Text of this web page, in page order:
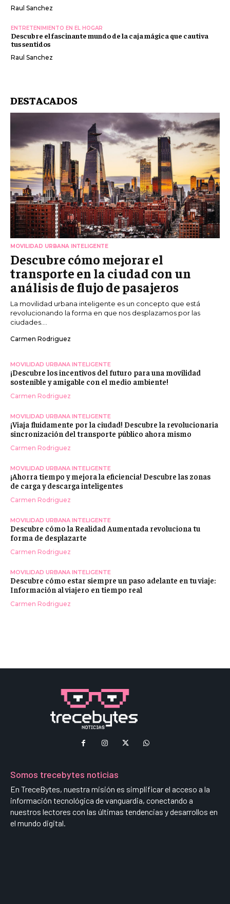
Raul Sanchez
ENTRETENIMIENTO EN EL HOGAR
Descubre el fascinante mundo de la caja mágica que cautiva
tus sentidos
Raul Sanchez
DESTACADOS
MOVILIDAD URBANA INTELIGENTE
Descubre cómo mejorar el
transporte en la ciudad con un
análisis de flujo de pasajeros
La movilidad urbana inteligente es un concepto que está
revolucionando la forma en que nos desplazamos por las
ciudades....
Carmen Rodriguez
MOVILIDAD URBANA INTELIGENTE
¡Descubre los incentivos del futuro para una movilidad
sostenible y amigable con el medio ambiente!
Carmen Rodriguez
MOVILIDAD URBANA INTELIGENTE
¡Viaja fluidamente por la ciudad! Descubre la revolucionaria
sincronización del transporte público ahora mismo
Carmen Rodriguez
MOVILIDAD URBANA INTELIGENTE
¡Ahorra tiempo y mejora la eficiencia! Descubre las zonas
de carga y descarga inteligentes
Carmen Rodriguez
MOVILIDAD URBANA INTELIGENTE
Descubre cómo la Realidad Aumentada revoluciona tu
forma de desplazarte
Carmen Rodriguez
MOVILIDAD URBANA INTELIGENTE
Descubre cómo estar siempre un paso adelante en tu viaje:
Información al viajero en tiempo real
Carmen Rodriguez
Somos trecebytes noticias
En TreceBytes, nuestra misión es simplificar el acceso a la
información tecnológica de vanguardia, conectando a
nuestros lectores con las últimas tendencias y desarrollos en
el mundo digital.